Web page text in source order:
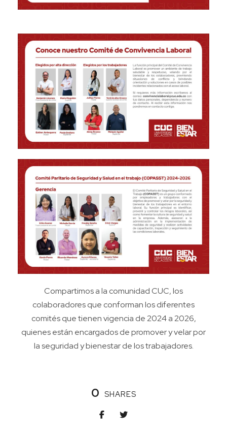
Compartimos a la comunidad CUC, los
colaboradores que conforman los diferentes
comités que tienen vigencia de 2024 a 2026,
quienes están encargados de promover y velar por
la seguridad y bienestar de los trabajadores.
0 SHARES